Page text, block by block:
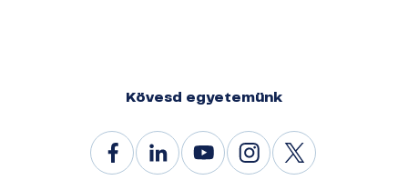
Kövesd egyetemünk